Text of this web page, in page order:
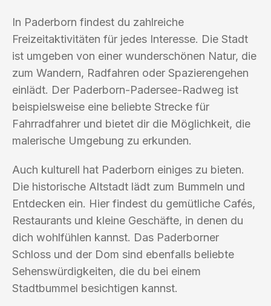
In Paderborn findest du zahlreiche
Freizeitaktivitäten für jedes Interesse. Die Stadt
ist umgeben von einer wunderschönen Natur, die
zum Wandern, Radfahren oder Spazierengehen
einlädt. Der Paderborn-Padersee-Radweg ist
beispielsweise eine beliebte Strecke für
Fahrradfahrer und bietet dir die Möglichkeit, die
malerische Umgebung zu erkunden.
Auch kulturell hat Paderborn einiges zu bieten.
Die historische Altstadt lädt zum Bummeln und
Entdecken ein. Hier findest du gemütliche Cafés,
Restaurants und kleine Geschäfte, in denen du
dich wohlfühlen kannst. Das Paderborner
Schloss und der Dom sind ebenfalls beliebte
Sehenswürdigkeiten, die du bei einem
Stadtbummel besichtigen kannst.